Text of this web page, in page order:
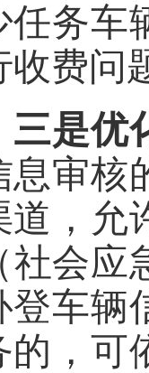
任务车
收费问
三是优
息审核
道，允
社会
登车辆
的，可